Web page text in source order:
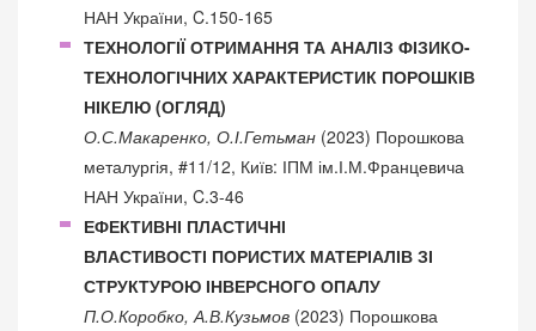
НАН України, C.150-165
ТЕХНОЛОГІЇ ОТРИМАННЯ ТА АНАЛІЗ ФІЗИКО-
ТЕХНОЛОГІЧНИХ ХАРАКТЕРИСТИК ПОРОШКІВ
НІКЕЛЮ (ОГЛЯД)
О.С.Макаренко, О.І.Гетьман (2023) Порошкова
металургія, #11/12, Київ: ІПМ ім.І.М.Францевича
НАН України, C.3-46
ЕФЕКТИВНІ ПЛАСТИЧНІ
ВЛАСТИВОСТІ ПОРИСТИХ МАТЕРІАЛІВ ЗІ
СТРУКТУРОЮ ІНВЕРСНОГО ОПАЛУ
П.О.Коробко, А.В.Кузьмов (2023) Порошкова